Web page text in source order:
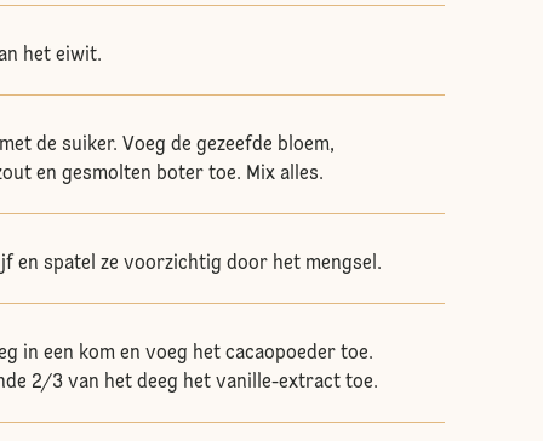
het eiwit.
de suiker. Voeg de gezeefde bloem,
en gesmolten boter toe. Mix alles.
en spatel ze voorzichtig door het mengsel.
in een kom en voeg het cacaopoeder toe.
2/3 van het deeg het vanille-extract toe.